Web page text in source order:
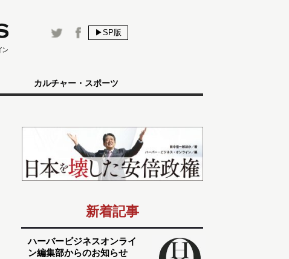
▶SP版
カルチャー・スポーツ
新着記事
ハーバービジネスオンライ
ン編集部からのお知らせ